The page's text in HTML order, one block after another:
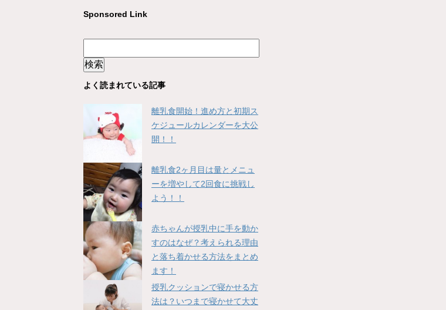
Sponsored Link
よく読まれている記事
離乳食開始！進め方と初期ス
ケジュールカレンダーを大公
開！！
離乳食2ヶ月目は量とメニュ
ーを増やして2回食に挑戦し
よう！！
赤ちゃんが授乳中に手を動か
すのはなぜ？考えられる理由
と落ち着かせる方法をまとめ
ます！
授乳クッションで寝かせる方
法は？いつまで寝かせて大丈